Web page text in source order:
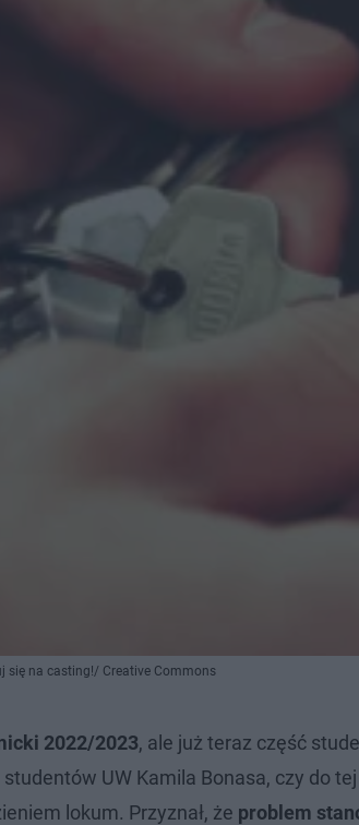
się na casting!/ Creative Commons
2022/2023, ale już teraz część
UW Kamila Bonasa, czy do
lokum. Przyznał, że problem